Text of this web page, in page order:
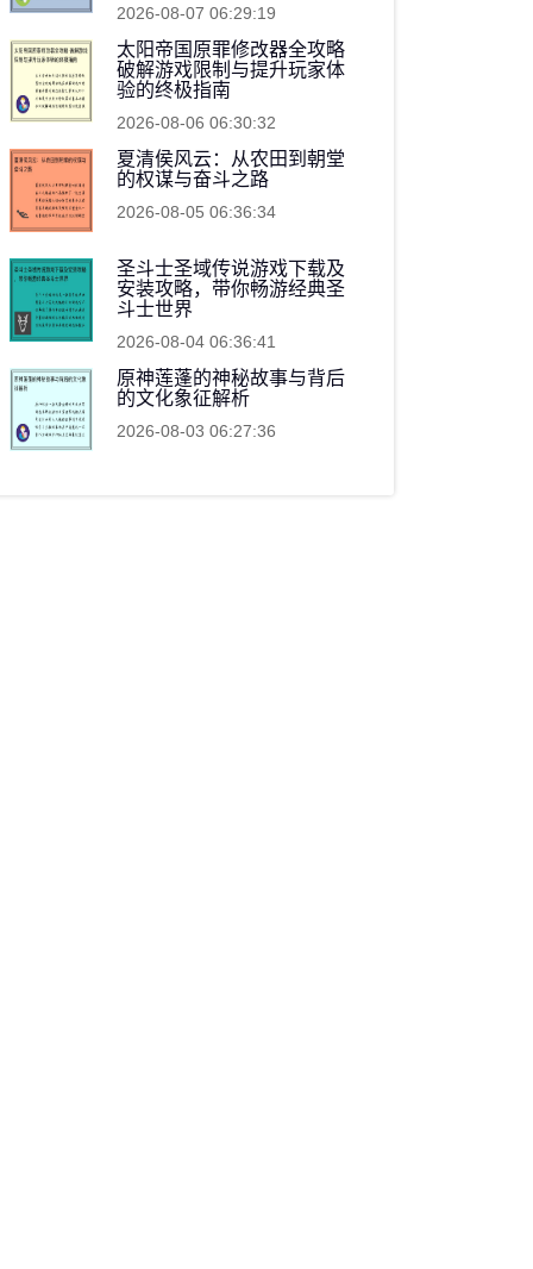
2026-08-07 06:29:19
太阳帝国原罪修改器全攻略
破解游戏限制与提升玩家体
验的终极指南
2026-08-06 06:30:32
夏清侯风云：从农田到朝堂
的权谋与奋斗之路
2026-08-05 06:36:34
圣斗士圣域传说游戏下载及
安装攻略，带你畅游经典圣
斗士世界
2026-08-04 06:36:41
原神莲蓬的神秘故事与背后
的文化象征解析
2026-08-03 06:27:36